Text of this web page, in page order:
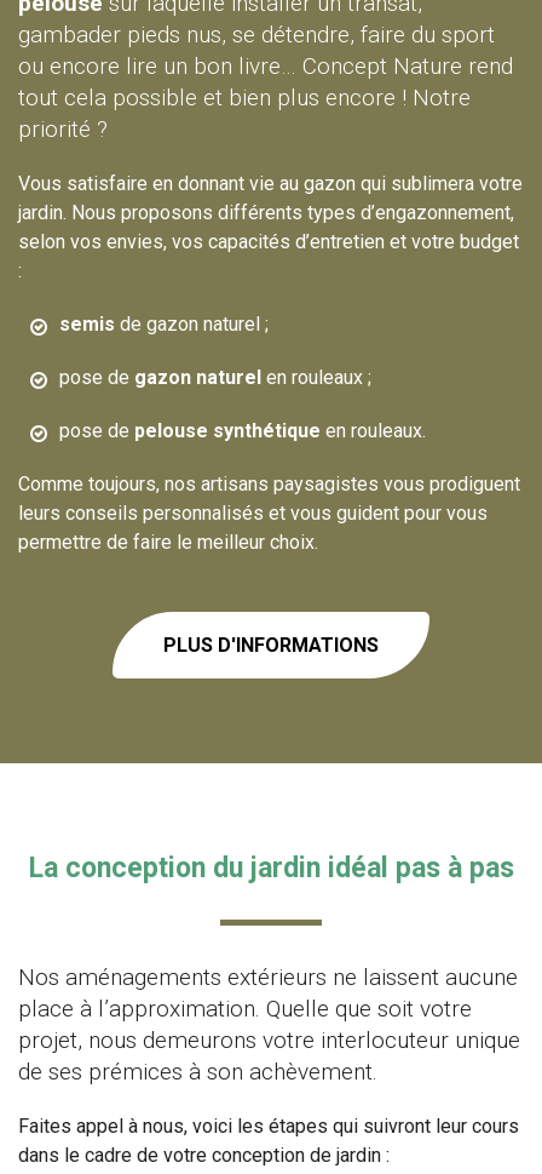
gambader pieds nus, se détendre, faire du sport
ou encore lire un bon livre… Concept Nature rend
tout cela possible et bien plus encore ! Notre
priorité ?
Vous satisfaire en donnant vie au gazon qui sublimera votre
jardin. Nous proposons différents types d’engazonnement,
selon vos envies, vos capacités d’entretien et votre budget
:
semis de gazon naturel ;
pose de gazon naturel en rouleaux ;
pose de pelouse synthétique en rouleaux.
Comme toujours, nos artisans paysagistes vous prodiguent
leurs conseils personnalisés et vous guident pour vous
permettre de faire le meilleur choix.
PLUS D'INFORMATIONS
La conception du jardin idéal pas à pas
Nos aménagements extérieurs ne laissent aucune
place à l’approximation. Quelle que soit votre
projet, nous demeurons votre interlocuteur unique
de ses prémices à son achèvement.
Faites appel à nous, voici les étapes qui suivront leur cours
dans le cadre de votre conception de jardin :